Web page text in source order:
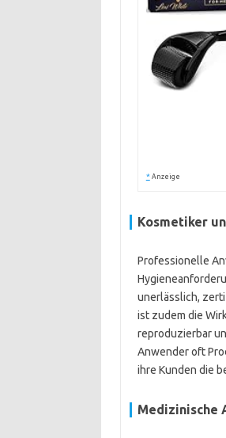
* Anzeige
Kosmetiker
Professionelle
unerlässlich,
ist zudem die
reproduzierbar
Anwender oft
ihre Kunden die
Medizinische